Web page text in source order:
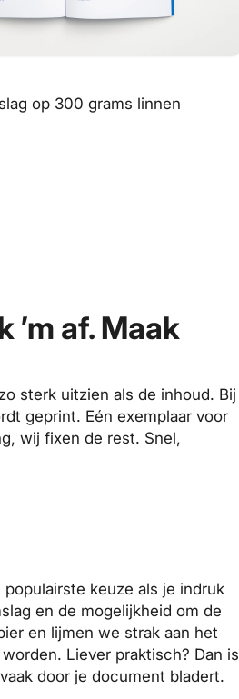
op 300 grams linnen
af. Maak
sterk uitzien als de inhoud. Bij
geprint. Eén exemplaar voor
wij fixen de rest. Snel,
populairste keuze als je indruk
en de mogelijkheid om de
en lijmen we strak aan het
Liever praktisch? Dan is
door je document bladert.